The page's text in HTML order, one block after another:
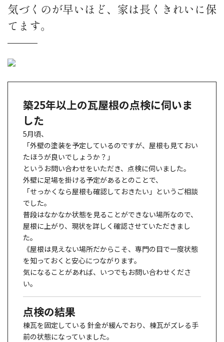
気づくのが早いほど、家は長くきれいに保
てます。
築25年以上の瓦屋根の点検に伺いま
した
5月頃、
「外壁の塗装を予定しているのですが、屋根も見ておい
たほうが良いでしょうか？」
というお問い合わせをいただき、点検に伺いました。
外壁に足場を掛ける予定があるとのことで、
「せっかくなら屋根も確認しておきたい」というご相談
でした。
普段はなかなか状態を見ることができない場所なので、
屋根に上がり、現状を詳しく確認させていただきまし
た。
《屋根は見えない場所だからこそ、専門の目で一度状態
を知っておくと安心につながります。
気になることがあれば、いつでもお問い合わせくださ
い。
点検の結果
棟瓦を固定している 針金が緩んでおり、棟瓦がズレる手
前の状態になっていました。